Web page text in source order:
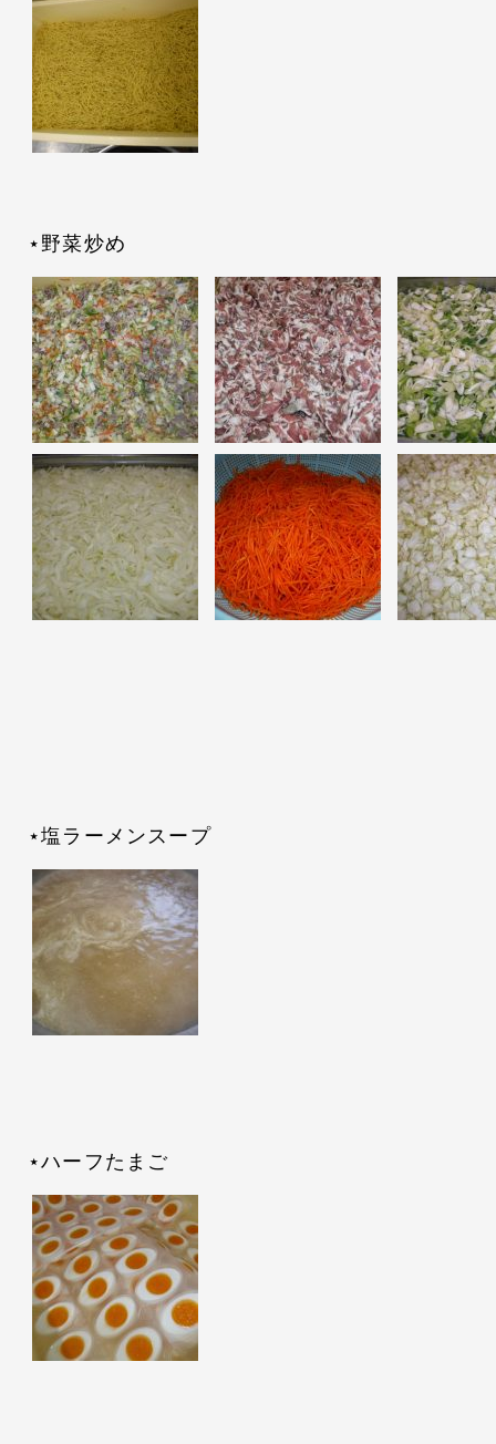
⋆野菜炒め
⋆塩ラーメンスープ
⋆ハーフたまご